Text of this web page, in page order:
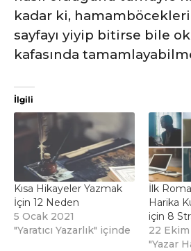
kadar ki,
sayfayı yiyip bitirse bile
kafasında
İlgili
Kısa Hikayeler Yazmak
İçin 12 Neden
5 Ocak 2021
"Yaratıcı Yazarlık" içinde
İlk
Harika
için 8
22
"Yazar